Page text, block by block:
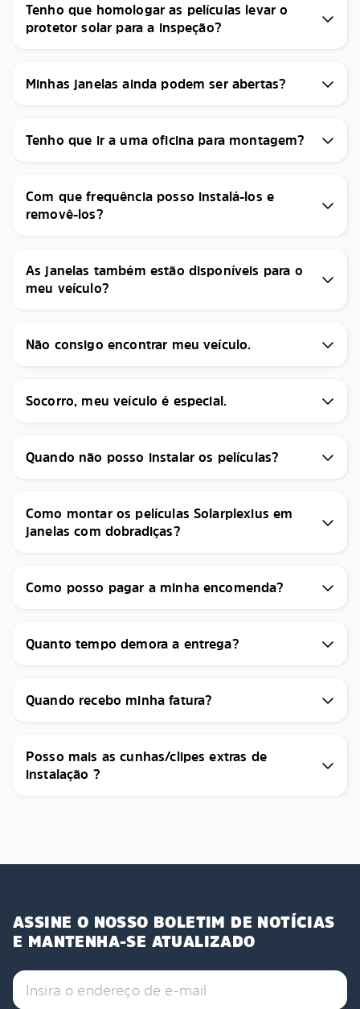
Tenho que homologar as películas levar o
protetor solar para a inspeção?
Minhas janelas ainda podem ser abertas?
Tenho que ir a uma oficina para montagem?
Com que frequência posso instalá-los e
removê-los?
As janelas também estão disponíveis para o
meu veículo?
Não consigo encontrar meu veículo.
Socorro, meu veículo é especial.
Quando não posso instalar os películas?
Como montar os películas Solarplexius em
janelas com dobradiças?
Como posso pagar a minha encomenda?
Quanto tempo demora a entrega?
Quando recebo minha fatura?
Posso mais as cunhas/clipes extras de
instalação ?
ASSINE O NOSSO BOLETIM DE NOTÍCIAS
E MANTENHA-SE ATUALIZADO